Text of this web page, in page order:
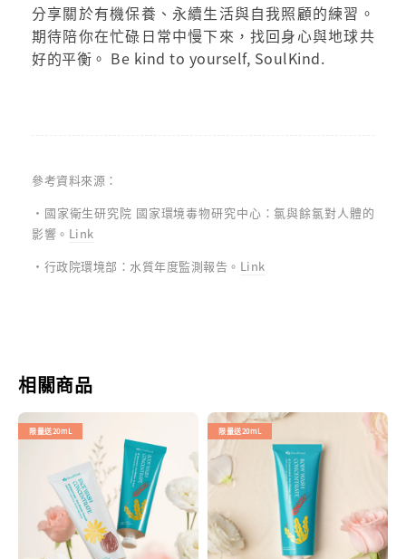
分享關於有機保養、永續生活與自我照顧的練習。
期待陪你在忙碌日常中慢下來，找回身心與地球共
好的平衡。 Be kind to yourself, SoulKind.
參考資料來源：
・國家衛生研究院 國家環境毒物研究中心：氯與餘氯對人體的
影響。 Link
・行政院環境部：水質年度監測報告。 Link
相關商品
限量送20mL 限量送20mL